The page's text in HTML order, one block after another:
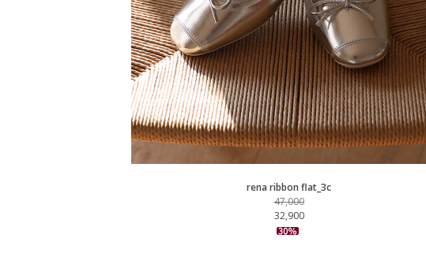
rena ribbon flat_3c
47,000
32,900